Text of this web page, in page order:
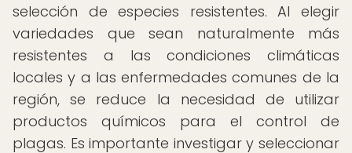
selección de especies resistentes. Al elegir
variedades que sean naturalmente más
resistentes a las condiciones climáticas
locales y a las enfermedades comunes de la
región, se reduce la necesidad de utilizar
productos químicos para el control de
plagas. Es importante investigar y seleccionar